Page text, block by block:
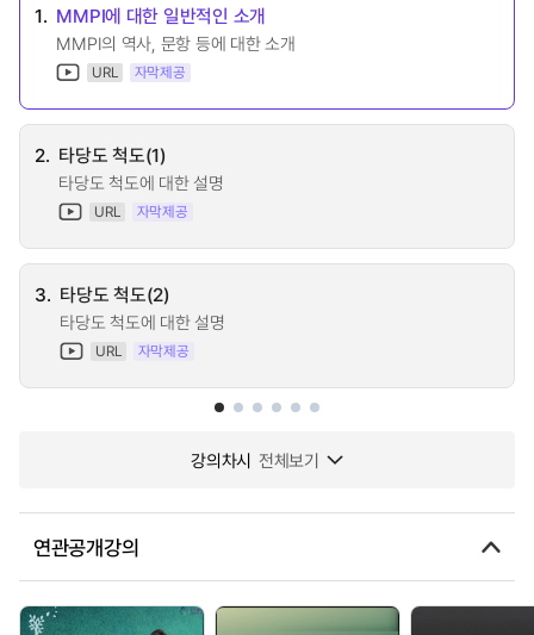
1. MMPI에 대한 일반적인 소개
MMPI의 역사, 문항 등에 대한 소개
URL 자막제공
2. 타당도 척도(1)
타당도 척도에 대한 설명
URL 자막제공
3. 타당도 척도(2)
타당도 척도에 대한 설명
URL 자막제공
강의차시 전체보기
연관공개강의